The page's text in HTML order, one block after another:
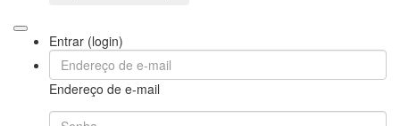
Entrar (login)
Endereço de e-mail